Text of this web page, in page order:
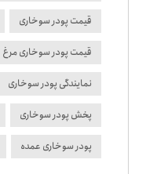
قیمت پودر سوخاری
قیمت پودر سوخاری مرغ
نمایندگی پودر سوخاری
پخش پودر سوخاری
پودر سوخاری عمده